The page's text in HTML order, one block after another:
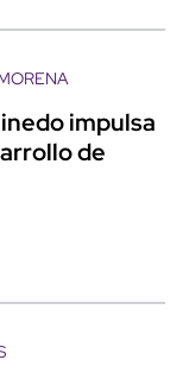
impulsa
de